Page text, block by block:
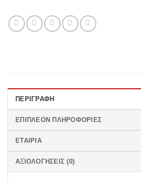
ΠΕΡΙΓΡΑΦΉ
ΕΠΙΠΛΈΟΝ ΠΛΗΡΟΦΟΡΊΕΣ
ΕΤΑΙΡΊΑ
ΑΞΙΟΛΟΓΉΣΕΙΣ (0)